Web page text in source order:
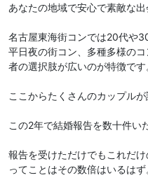
あなたの地域で安心で素敵な
名古屋東海街コンでは20代や
平日夜の街コン、多種多様の
者の選択肢が広いのが特徴です
ここからたくさんのカップルが
この2年で結婚報告を数十件い
報告を受けただけでもこれだけ
ってことはその数倍はいるはず